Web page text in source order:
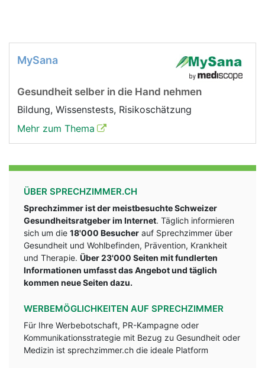
MySana
Gesundheit selber in die Hand nehmen
Bildung, Wissenstests, Risikoschätzung
Mehr zum Thema
ÜBER SPRECHZIMMER.CH
Sprechzimmer ist der meistbesuchte Schweizer
Gesundheitsratgeber im Internet. Täglich informieren
sich um die 18'000 Besucher auf Sprechzimmer über
Gesundheit und Wohlbefinden, Prävention, Krankheit
und Therapie. Über 23'000 Seiten mit fundlerten
Informationen umfasst das Angebot und täglich
kommen neue Seiten dazu.
WERBEMÖGLICHKEITEN AUF SPRECHZIMMER
Für Ihre Werbebotschaft, PR-Kampagne oder
Kommunikationsstrategie mit Bezug zu Gesundheit oder
Medizin ist sprechzimmer.ch die ideale Platform